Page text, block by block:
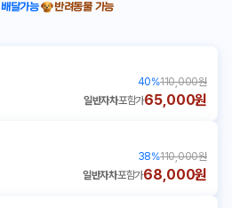
배달가능
반려동물 가능
40%110,000원
일반자차포함가65,000원
38%110,000원
일반자차포함가68,000원